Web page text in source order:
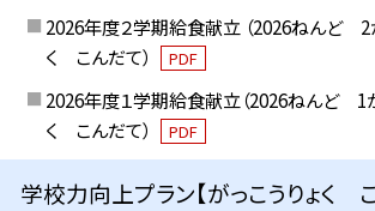
2026年度２学期給食献立 （2026ねんど 2
く こんだて）
PDF
2026年度１学期給食献立（2026ねんど 1
く こんだて）
PDF
学校力向上プラン【がっこうりょく